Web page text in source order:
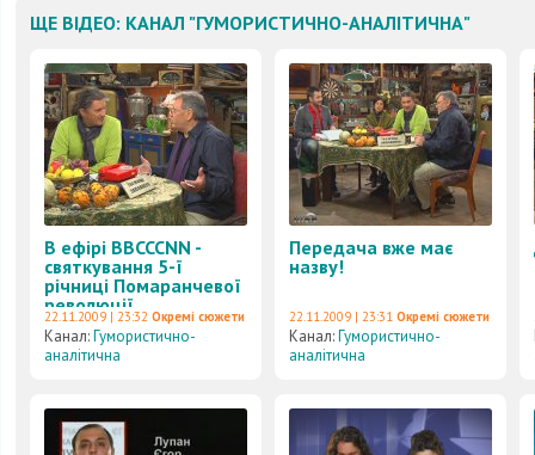
ЩЕ ВІДЕО: КАНАЛ "ГУМОРИСТИЧНО-АНАЛІТИЧНА"
В ефірі BBCCCNN -
святкування 5-ї
річниці Помаранчевої
революції
22.11.2009 | 23:32 Окремі сюжети
Канал:Гумористично-
аналітична
Передача вже має
назву!
22.11.2009 | 23:31 Окремі сюжети
Канал:Гумористично-
аналітична